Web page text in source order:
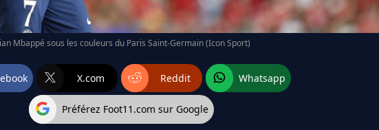
Mbappé sous les couleurs du Paris Saint-Germain (Icon Sport)
X.com Reddit Whatsapp
Préférez Foot11.com sur Google